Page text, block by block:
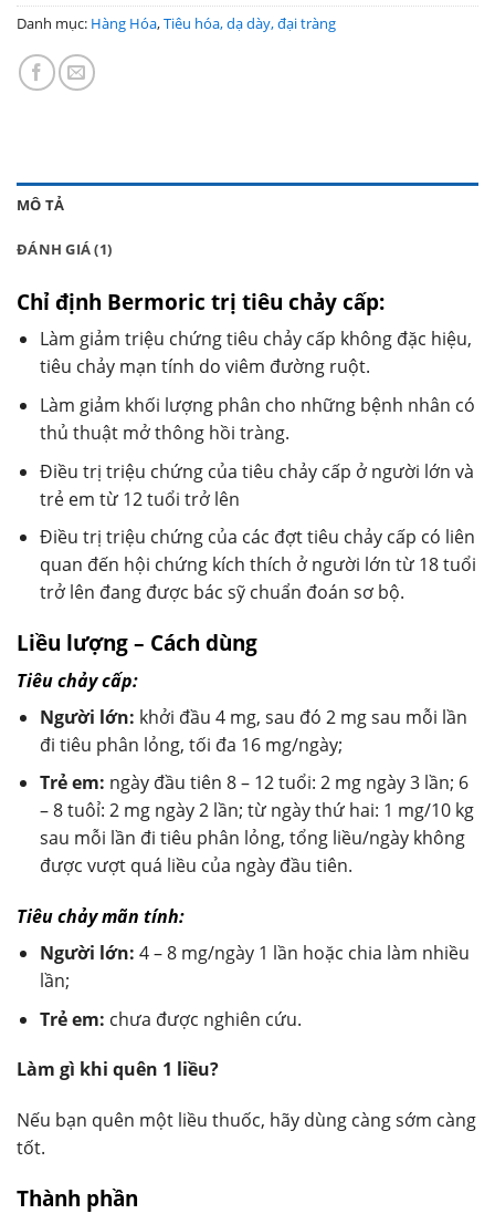
Danh mục: Hàng Hóa,Tiêu hóa, dạ dày, đại tràng
MÔ TẢ
ĐÁNH GIÁ (1)
Chỉ định Bermoric trị tiêu chảy cấp:
Làm giảm triệu chứng tiêu chảy cấp không đặc hiệu,
tiêu chảy mạn tính do viêm đường ruột.
Làm giảm khối lượng phân cho những bệnh nhân có
thủ thuật mở thông hồi tràng.
Điều trị triệu chứng của tiêu chảy cấp ở người lớn và
trẻ em từ 12 tuổi trở lên
Điều trị triệu chứng của các đợt tiêu chảy cấp có liên
quan đến hội chứng kích thích ở người lớn từ 18 tuổi
trở lên đang được bác sỹ chuẩn đoán sơ bộ.
Liều lượng – Cách dùng
Tiêu chảy cấp:
Người lớn: khởi đầu 4 mg, sau đó 2 mg sau mỗi lần
đi tiêu phân lỏng, tối đa 16 mg/ngày;
Trẻ em: ngày đầu tiên 8 – 12 tuổi: 2 mg ngày 3 lần; 6
– 8 tuôỉ: 2 mg ngày 2 lần; từ ngày thứ hai: 1 mg/10 kg
sau mỗi lần đi tiêu phân lỏng, tổng liều/ngày không
được vượt quá liều của ngày đầu tiên.
Tiêu chảy mãn tính:
Người lớn: 4 – 8 mg/ngày 1 lần hoặc chia làm nhiều
lần;
Trẻ em: chưa được nghiên cứu.
Làm gì khi quên 1 liều?
Nếu bạn quên một liều thuốc, hãy dùng càng sớm càng
tốt.
Thành phần